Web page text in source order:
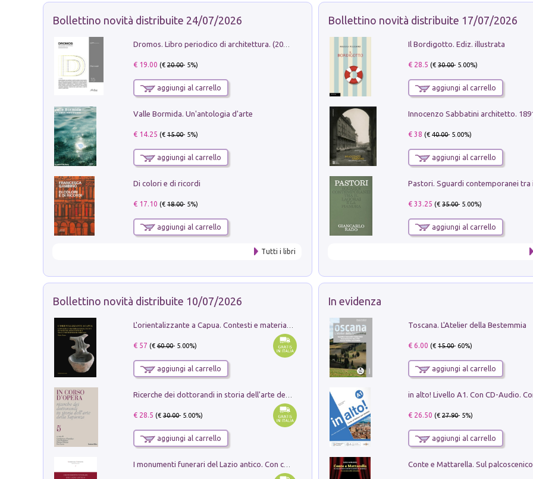
Bollettino novità distribuite 24/07/2026
Dromos. Libro periodico di architettura. (2026). Vol. 15: Post-model
€ 19.00 (€20.00- 5%)
aggiungi al carrello
Valle Bormida. Un'antologia d'arte
€ 14.25 (€15.00- 5%)
aggiungi al carrello
Di colori e di ricordi
€ 17.10 (€18.00- 5%)
aggiungi al carrello
Tutti i libri
Bollettino novità distribuite 17/07/2026
Il Bordigotto. Ediz. illustrata
€ 28.5 (€30.00- 5.00%)
aggiungi al carrello
Innocenzo Sabbatini architetto.
€ 38 (€40.00- 5.00%)
aggiungi al carrello
€ 33.25 (€35.00- 5.00%)
aggiungi al carrello
Bollettino novità distribuite 10/07/2026
€ 57 (€60.00- 5.00%)
aggiungi al carrello
€ 28.5 (€30.00- 5.00%)
aggiungi al carrello
I monumenti funerari del Lazio antico. Con cartella con tavole
In evidenza
Toscana. L'Atelier della Bestemmia
€ 6.00 (€15.00- 60%)
aggiungi al carrello
€ 26.50 (€27.90- 5%)
aggiungi al carrello